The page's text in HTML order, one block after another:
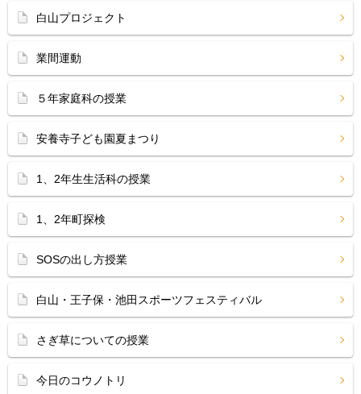
白山プロジェクト
業間運動
５年家庭科の授業
安養寺子ども園夏まつり
1、2年生生活科の授業
1、2年町探検
SOSの出し方授業
白山・王子保・池田スポーツフェスティバル
さぎ草についての授業
今日のコウノトリ